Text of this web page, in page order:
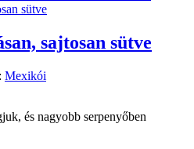
sajtosan sütve
Mexikói
és nagyobb serpenyőben